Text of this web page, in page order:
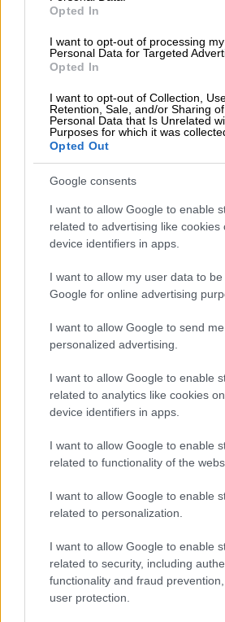
Opted In
I want to opt-out of processing my
Personal Data for Targeted
Opted In
I want to opt-out of Collection,
Retention, Sale, and/or Sharing
Personal Data that Is Unrelated
Purposes for which it was
Opted Out
Google consents
I want to allow Google to enable
related to advertising like cookies
device identifiers in apps.
I want to allow my user data to
Google for online advertising
I want to allow Google to send me
personalized advertising.
I want to allow Google to enable
related to analytics like cookies
device identifiers in apps.
I want to allow Google to enable
related to functionality of the
I want to allow Google to enable
related to personalization.
I want to allow Google to enable
related to security, including
functionality and fraud
user protection.
ηπατίτδας με τον
εξήγησε ότι υπάρχουν
lockdownτοποθέτησετα
να μην αναπτυχθεί καλά και
βρει έδαφος να δράσει
τρόπο.
«Το δεύτερο είναι ότι
σε κάποια παιδιά
ανοσοποιητικό τους με
μια επόμενη λοίμωξη από
πρόσθεσε.
Αναφερόμενος στα
εμφανίζουν τα παιδιά, είπε
κόπωση, μπορεί να
έχουν ικτερική χροιά στα
δέρμα τους, τα ούρα τους να
αποχρωματισμένα.
εμφανίσουν συμπτώματα
όπως εμετούς, διάρροιες
κοιλιά», υπογράμμισε.
Σε ό,τι αφορά στις ηλικίες,
πλήττονται, ο καθηγητής
έως 16 ετών, αλλά το 80%-
περιπτώσεων είναι από 2